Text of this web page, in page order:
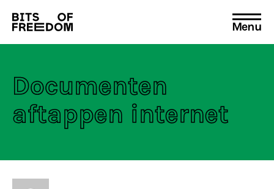
Search
for:
Menu
Documenten
aftappen internet